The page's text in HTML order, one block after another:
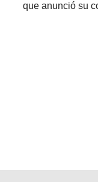
que anunció su